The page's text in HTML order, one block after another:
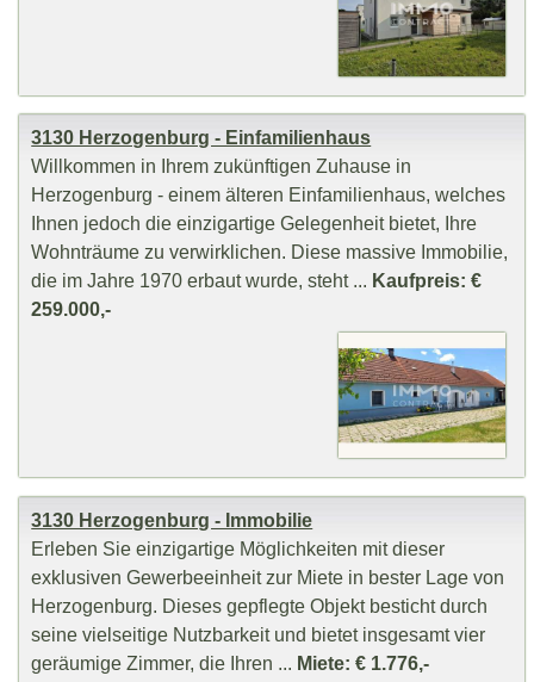
3130 Herzogenburg - Einfamilienhaus
Willkommen in Ihrem zukünftigen Zuhause in
Herzogenburg - einem älteren Einfamilienhaus, welches
Ihnen jedoch die einzigartige Gelegenheit bietet, Ihre
Wohnträume zu verwirklichen. Diese massive Immobilie,
die im Jahre 1970 erbaut wurde, steht ... Kaufpreis: €
259.000,-
3130 Herzogenburg - Immobilie
Erleben Sie einzigartige Möglichkeiten mit dieser
exklusiven Gewerbeeinheit zur Miete in bester Lage von
Herzogenburg. Dieses gepflegte Objekt besticht durch
seine vielseitige Nutzbarkeit und bietet insgesamt vier
geräumige Zimmer, die Ihren ... Miete: € 1.776,-